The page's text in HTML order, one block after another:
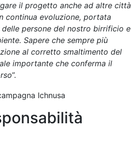
il progetto anche ad altre città
continua evoluzione, portata
persone del nostro birrificio e
Sapere che sempre più
al corretto smaltimento del
importante che conferma il
”.